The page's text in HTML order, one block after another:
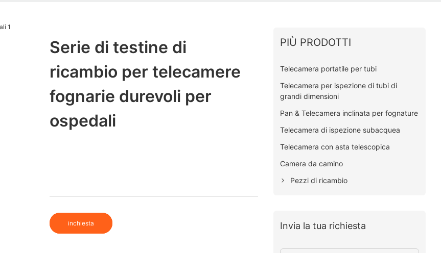
Serie di testine di
ricambio per telecamere
fognarie durevoli per
ospedali
inchiesta
PIÙ PRODOTTI
Telecamera portatile per tubi
Telecamera per ispezione di tubi di
grandi dimensioni
Pan & Telecamera inclinata per fognature
Telecamera di ispezione subacquea
Telecamera con asta telescopica
Camera da camino
Pezzi di ricambio
Invia la tua richiesta